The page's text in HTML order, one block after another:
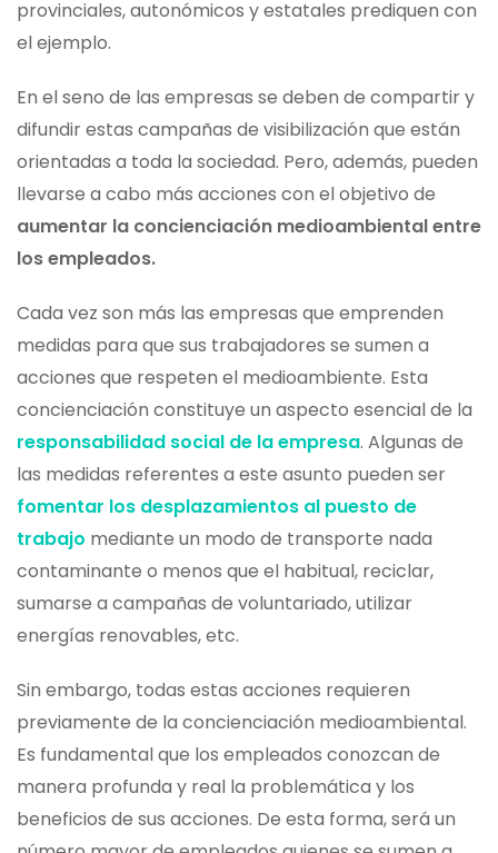
provinciales, autonómicos y estatales prediquen con
el ejemplo.
En el seno de las empresas se deben de compartir y
difundir estas campañas de visibilización que están
orientadas a toda la sociedad. Pero, además, pueden
llevarse a cabo más acciones con el objetivo de
aumentar la concienciación medioambiental entre
los empleados.
Cada vez son más las empresas que emprenden
medidas para que sus trabajadores se sumen a
acciones que respeten el medioambiente. Esta
concienciación constituye un aspecto esencial de la
responsabilidad social de la empresa. Algunas de
las medidas referentes a este asunto pueden ser
fomentar los desplazamientos al puesto de
trabajo mediante un modo de transporte nada
contaminante o menos que el habitual, reciclar,
sumarse a campañas de voluntariado, utilizar
energías renovables, etc.
Sin embargo, todas estas acciones requieren
previamente de la concienciación medioambiental.
Es fundamental que los empleados conozcan de
manera profunda y real la problemática y los
beneficios de sus acciones. De esta forma, será un